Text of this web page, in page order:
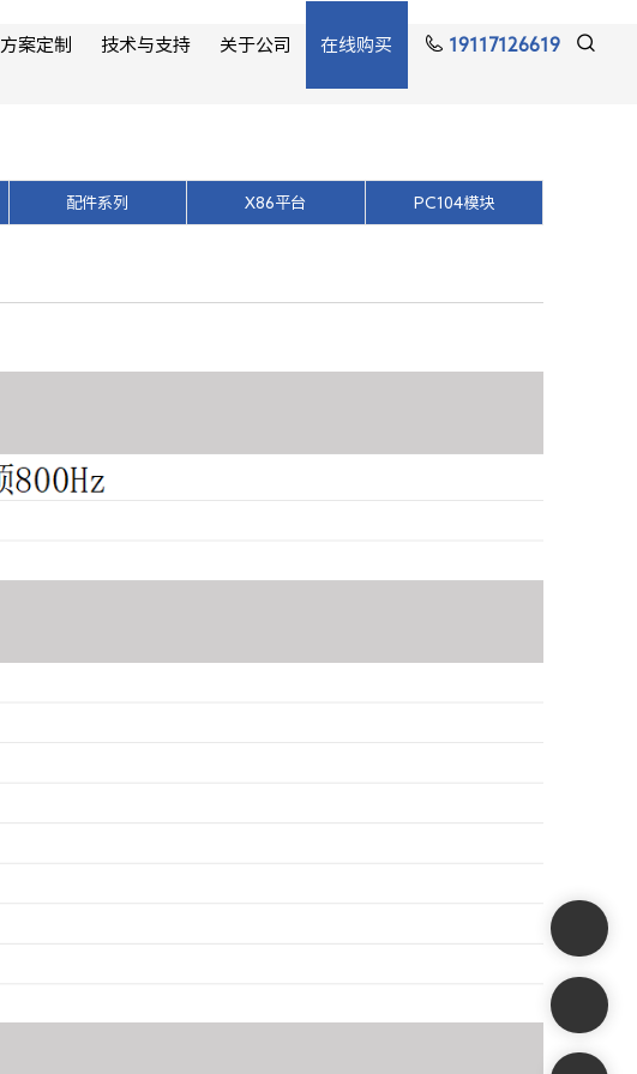
方案定制 技术与支持 关于公司 在线购买 19117126619
配件系列 X86平台 PC104模块